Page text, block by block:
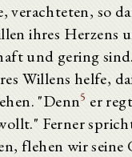
verachteten, so
ihres Herzens
und gering
Willens helfe,
"Denn5 er
Ferner
flehen wir seine